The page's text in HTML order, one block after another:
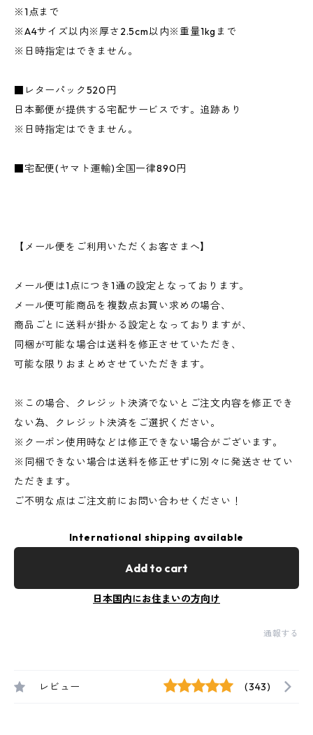
※1点まで
※A4サイズ以内※厚さ2.5cm以内※重量1kgまで
※日時指定はできません。
■レターパック520円
日本郵便が提供する宅配サービスです。追跡あり
※日時指定はできません。
■宅配便(ヤマト運輸)全国一律890円
【メール便をご利用いただくお客さまへ】
メール便は1点につき1通の設定となっております。
メール便可能商品を複数点お買い求めの場合、
商品ごとに送料が掛かる設定となっておりますが、
同梱が可能な場合は送料を修正させていただき、
可能な限りおまとめさせていただきます。
※この場合、クレジット決済でないとご注文内容を修正でき
ない為、クレジット決済をご選択ください。
※クーポン使用時などは修正できない場合がございます。
※同梱できない場合は送料を修正せずに別々に発送させてい
ただきます。
ご不明な点はご注文前にお問い合わせください！
International shipping available
Add to cart
日本国内にお住まいの方向け
通報する
レビュー (343)